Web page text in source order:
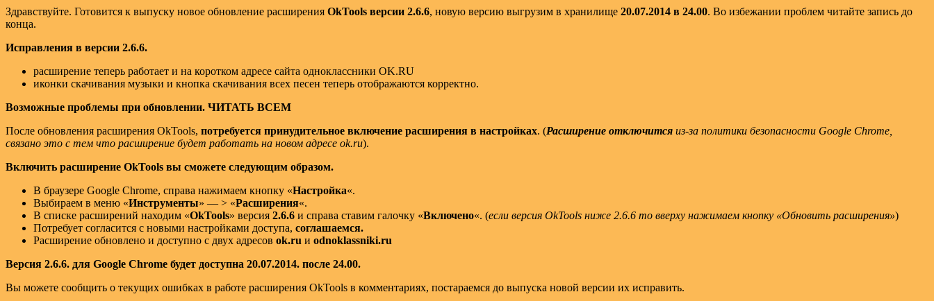
Здравствуйте. Готовится к выпуску новое обновление расширения OkTools версии 2.6.6, новую версию выгрузим в хранилище 20.07.2014 в 24.00. Во избежании проблем читайте запись до
конца.
Исправления в версии 2.6.6.
расширение теперь работает и на коротком адресе сайта одноклассники OK.RU
иконки скачивания музыки и кнопка скачивания всех песен теперь отображаются корректно.
Возможные проблемы при обновлении. ЧИТАТЬ ВСЕМ
После обновления расширения OkTools, потребуется принудительное включение расширения в настройках. (Расширение отключится из-за политики безопасности Google Chrome,
связано это с тем что расширение будет работать на новом адресе ok.ru).
Включить расширение OkTools вы сможете следующим образом.
В браузере Google Chrome, справа нажимаем кнопку «Настройка«.
Выбираем в меню «Инструменты» — > «Расширения«.
В списке расширений находим «OkTools» версия 2.6.6 и справа ставим галочку «Включено«. (если версия OkTools ниже 2.6.6 то вверху нажимаем кнопку «Обновить расширения»)
Потребует согласится с новыми настройками доступа, соглашаемся.
Расширение обновлено и доступно с двух адресов ok.ru и odnoklassniki.ru
Версия 2.6.6. для Google Chrome будет доступна 20.07.2014. после 24.00.
Вы можете сообщить о текущих ошибках в работе расширения OkTools в комментариях, постараемся до выпуска новой версии их исправить.